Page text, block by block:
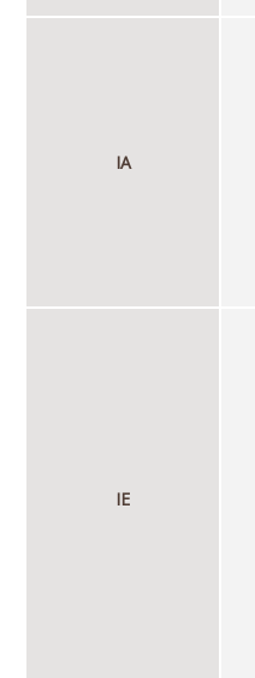
IA
IE